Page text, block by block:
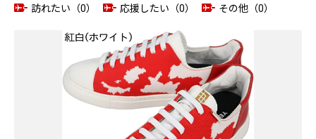
訪れたい（0）
応援したい（0） その他（0）